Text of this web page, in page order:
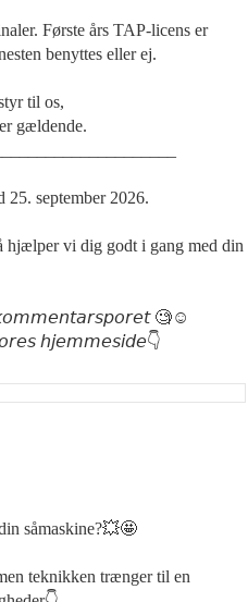
Første års TAP-licens er
benyttes eller ej.
til os,
gældende.
september 2026.
hjælper vi dig godt i gang med din
🧐☺️
𝘌𝘭𝘭𝘦𝘳 𝘧𝘪𝘯𝘥 𝘥𝘰𝘬𝘶𝘮𝘦𝘯𝘵𝘦𝘵 𝘱å 𝘷𝘰𝘳𝘦𝘴 𝘩𝘫𝘦𝘮𝘮𝘦𝘴𝘪𝘥𝘦👇
såmaskine?💥🤩
teknikken trænger til en